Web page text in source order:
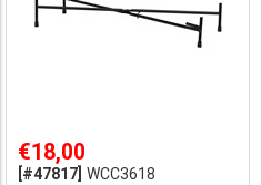
€18,00
[#47817] WCC3618